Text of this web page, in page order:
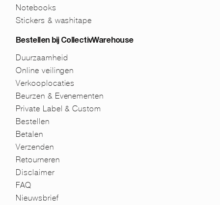
Notebooks
Stickers & washitape
Bestellen bij CollectivWarehouse
Duurzaamheid
Online veilingen
Verkooplocaties
Beurzen & Evenementen
Private Label & Custom
Bestellen
Betalen
Verzenden
Retourneren
Disclaimer
FAQ
Nieuwsbrief